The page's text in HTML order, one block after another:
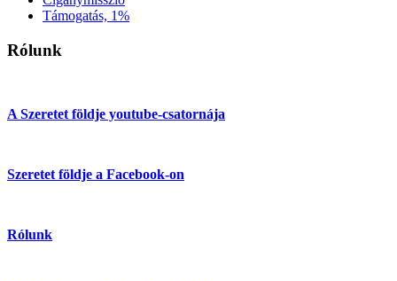
Támogatás, 1%
Rólunk
A Szeretet földje youtube-csatornája
Szeretet földje a Facebook-on
Rólunk